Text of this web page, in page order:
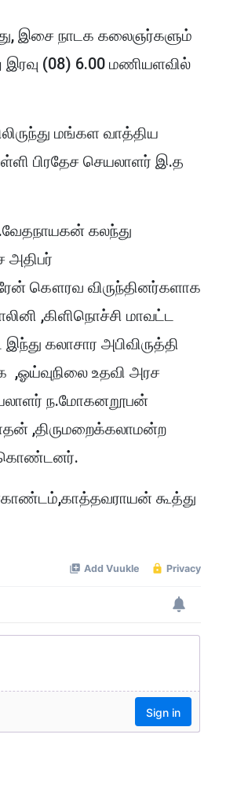
இசை நாடக கலைஞர்களும்
இரவு (08) 6.00 மணியளவில்
மங்கள வாத்திய
பிரதேச செயலாளர் இ.த
கலந்து
அதிபர்
கௌரவ விருந்தினர்களாக
,கிளிநொச்சி மாவட்ட
கலாசார அபிவிருத்தி
,ஓய்வுநிலை உதவி அரச
ந.மோகனறூபன்
,திருமறைக்கலாமன்ற
கொண்டனர்.
கூத்து